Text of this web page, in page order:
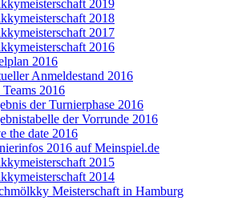
2019
2018
2017
2016
2016
Anmeldestand 2016
2016
der Turnierphase 2016
der Vorrunde 2016
the date 2016
2016 auf Meinspiel.de
2015
2014
Meisterschaft in Hamburg